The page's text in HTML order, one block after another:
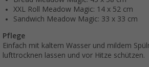
XXL Roll Meadow Magic: 14 x 52 cm
Sandwich Meadow Magic: 33 x 33 cm
Pflege
Einfach mit kaltem Wasser und mildem
lufttrocknen lassen und vor Hitze schützen.